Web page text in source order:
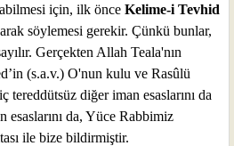
için, ilk önce Kelime-i Tevhid
söylemesi gerekir. Çünkü bunlar,
Gerçekten Allah Teala'nın
(s.a.v.) O'nun kulu ve Rasûlü
diğer iman esaslarını da
da, Yüce Rabbimiz
ile bize bildirmiştir.